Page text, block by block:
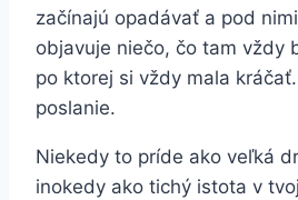
začínajú opadávať a pod
objavuje niečo, čo tam vždy
po ktorej si vždy mala
poslanie.
Niekedy to príde ako veľká
inokedy ako tichý istota v